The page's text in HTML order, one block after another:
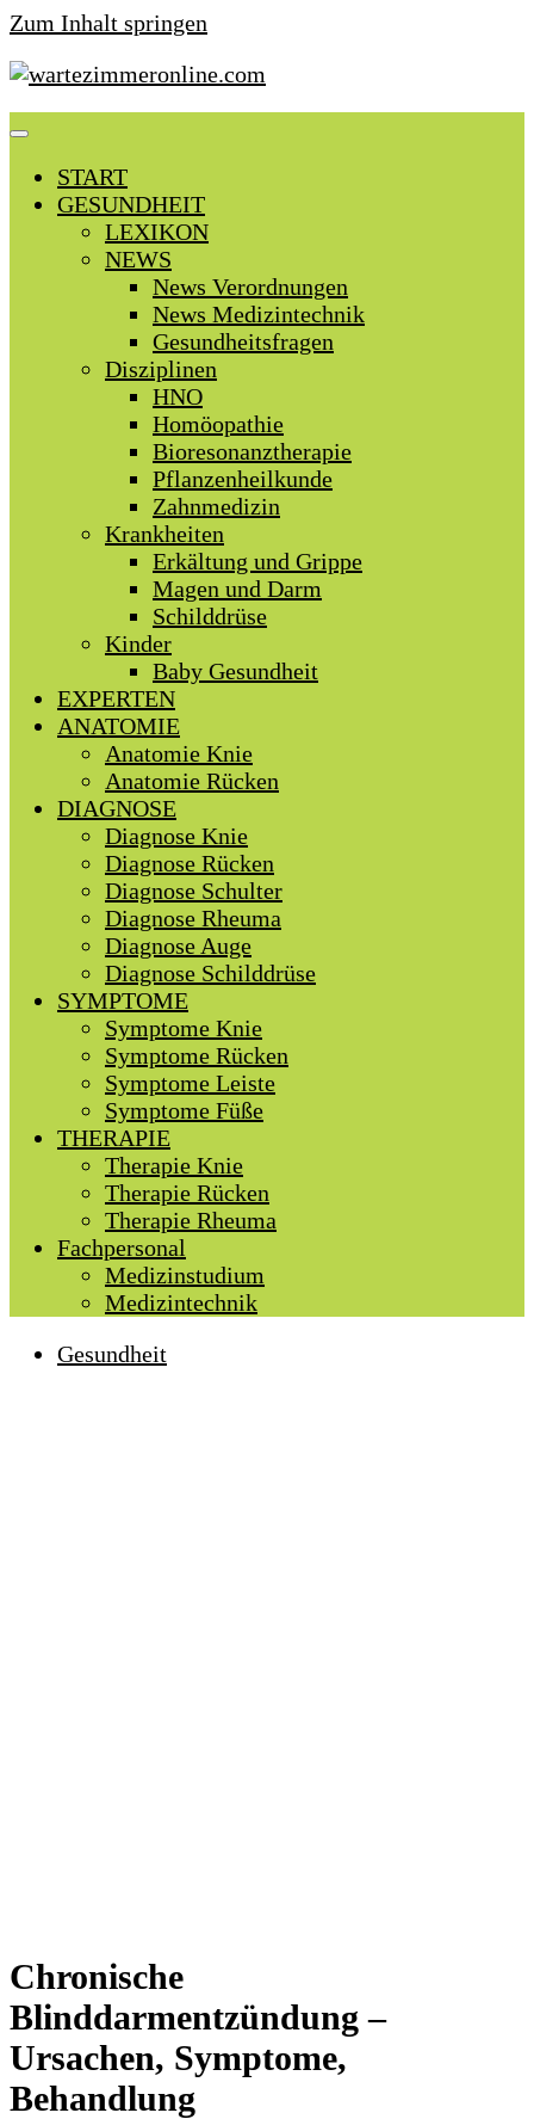
Zum Inhalt springen
START
GESUNDHEIT
LEXIKON
NEWS
News Verordnungen
News Medizintechnik
Gesundheitsfragen
Disziplinen
HNO
Homöopathie
Bioresonanztherapie
Pflanzenheilkunde
Zahnmedizin
Krankheiten
Erkältung und Grippe
Magen und Darm
Schilddrüse
Kinder
Baby Gesundheit
EXPERTEN
ANATOMIE
Anatomie Knie
Anatomie Rücken
DIAGNOSE
Diagnose Knie
Diagnose Rücken
Diagnose Schulter
Diagnose Rheuma
Diagnose Auge
Diagnose Schilddrüse
SYMPTOME
Symptome Knie
Symptome Rücken
Symptome Leiste
Symptome Füße
THERAPIE
Therapie Knie
Therapie Rücken
Therapie Rheuma
Fachpersonal
Medizinstudium
Medizintechnik
Gesundheit
Chronische
Blinddarmentzündung –
Ursachen, Symptome,
Behandlung